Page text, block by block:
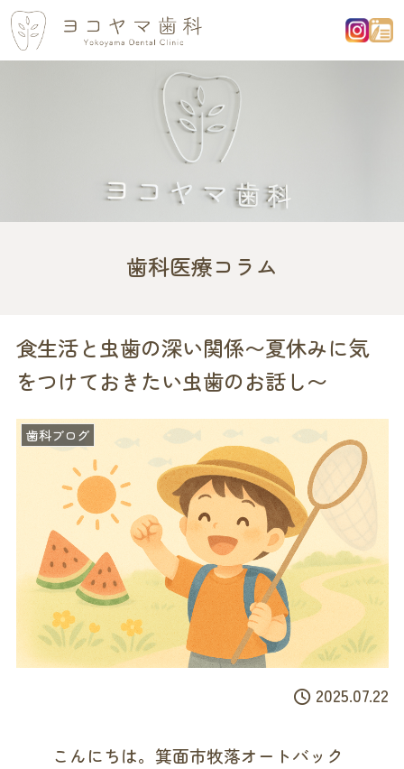
歯科医療コラム
食生活と虫歯の深い関係〜夏休みに気
をつけておきたい虫歯のお話し〜
歯科ブログ
2025.07.22
こんにちは。箕面市牧落オートバック